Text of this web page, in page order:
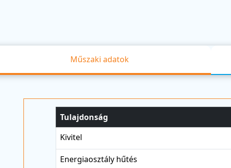
Műszaki adatok
Tulajdonság
Kivitel
Energiaosztály hűtés